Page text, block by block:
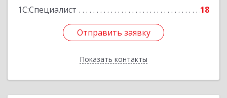
1С:Специалист
18
Отправить заявку
Показать контакты
Отправить заявку
Назад